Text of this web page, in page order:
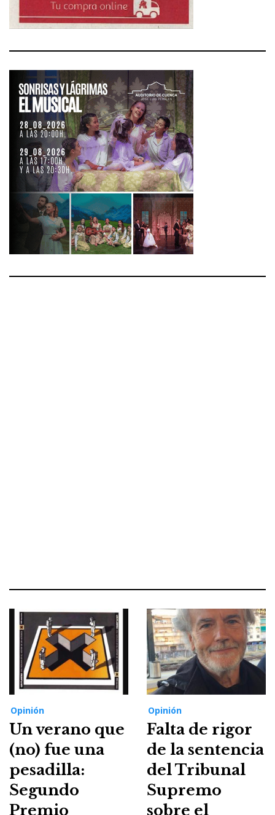
Opinión
Un verano que
(no) fue una
pesadilla:
Segundo
Premio
Opinión
Falta de rigor
de la sentencia
del Tribunal
Supremo
sobre el